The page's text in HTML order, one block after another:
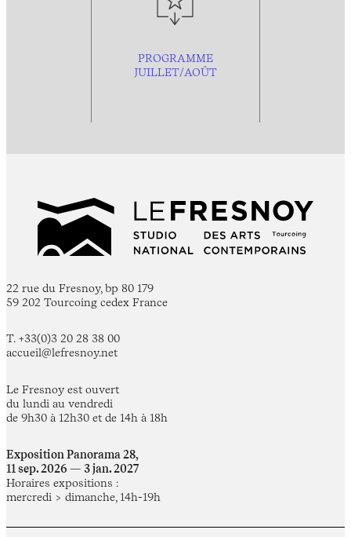
PROGRAMME
JUILLET/AOÛT
22 rue du Fresnoy, bp 80 179
59 202 Tourcoing cedex France
T. +33(0)3 20 28 38 00
accueil@lefresnoy.net
Le Fresnoy est ouvert
du lundi au vendredi
de 9h30 à 12h30 et de 14h à 18h
Exposition Panorama 28,
11 sep. 2026 — 3 jan. 2027
Horaires expositions :
mercredi > dimanche, 14h-19h